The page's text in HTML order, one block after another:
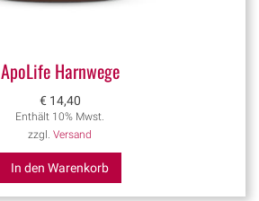
ApoLife Harnwege
€ 14,40
Enthält 10% Mwst.
zzgl. Versand
In den Warenkorb